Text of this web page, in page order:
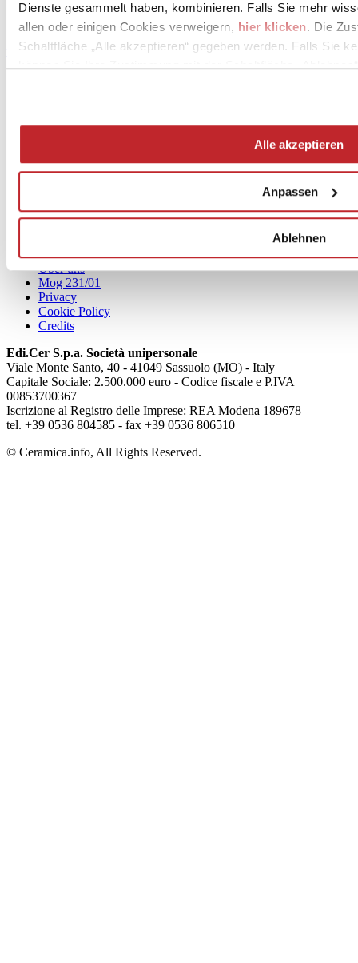
Dienste gesammelt haben, kombinieren. Falls Sie mehr
allen oder einigen Cookies verweigern, hier klicken. Die
Schaltfläche „Alle akzeptieren“ gegeben werden. Falls Sie
können Sie Ihre Zustimmung mit der Schaltfläche
Alle akzeptieren
Anpassen
Ablehnen
[email protected]
www.modaceramica.it
aziende
Über uns
Mog 231/01
Privacy
Cookie Policy
Credits
Edi.Cer S.p.a. Società unipersonale
Viale Monte Santo, 40 - 41049 Sassuolo (MO) - Italy
Capitale Sociale: 2.500.000 euro - Codice fiscale e P.IVA
00853700367
Iscrizione al Registro delle Imprese: REA Modena 189678
tel. +39 0536 804585 - fax +39 0536 806510
© Ceramica.info, All Rights Reserved.